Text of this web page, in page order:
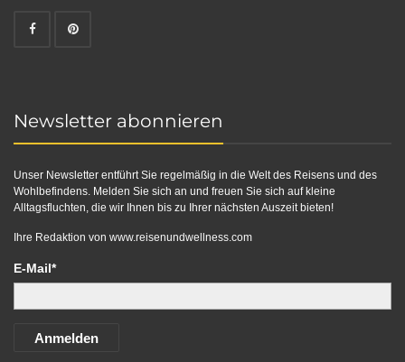
Newsletter abonnieren
Unser Newsletter entführt Sie regelmäßig in die Welt des Reisens und des
Wohlbefindens. Melden Sie sich an und freuen Sie sich auf kleine
Alltagsfluchten, die wir Ihnen bis zu Ihrer nächsten Auszeit bieten!
Ihre Redaktion von www.reisenundwellness.com
E-Mail*
Anmelden